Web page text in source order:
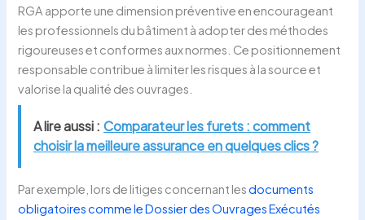
RGA apporte une dimension préventive en encourageant
les professionnels du bâtiment à adopter des méthodes
rigoureuses et conformes aux normes. Ce positionnement
responsable contribue à limiter les risques à la source et
valorise la qualité des ouvrages.
A lire aussi : Comparateur les furets : comment
choisir la meilleure assurance en quelques clics ?
Par exemple, lors de litiges concernant lesdocuments
obligatoires comme le Dossier des Ouvrages Exécutés